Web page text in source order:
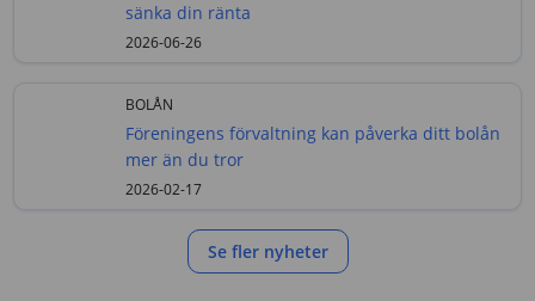
sänka din ränta
2026-06-26
BOLÅN
Föreningens förvaltning kan påverka ditt bolån
mer än du tror
2026-02-17
Se fler nyheter